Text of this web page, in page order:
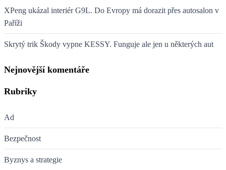
XPeng ukázal interiér G9L. Do Evropy má dorazit přes autosalon v
Paříži
Skrytý trik Škody vypne KESSY. Funguje ale jen u některých aut
Nejnovější komentáře
Rubriky
Ad
Bezpečnost
Byznys a strategie